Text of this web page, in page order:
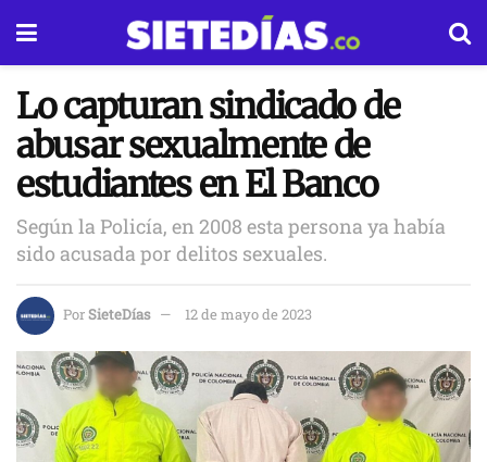
Lo capturan sindicado de
abusar sexualmente de
estudiantes en El Banco
Según la Policía, en 2008 esta persona ya había
sido acusada por delitos sexuales.
PorSieteDías 12 de mayo de 2023